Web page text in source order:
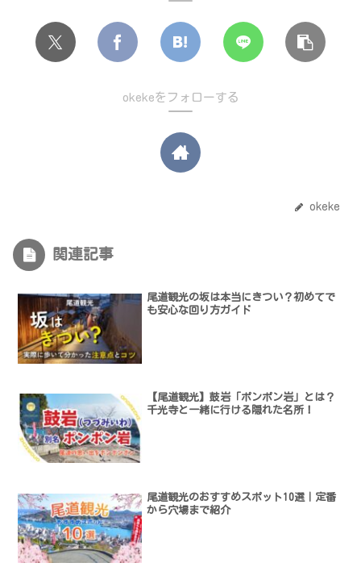
okekeをフォローする
okeke
関連記事
尾道観光の坂は本当にきつい？初めてで
も安心な回り方ガイド
【尾道観光】鼓岩「ポンポン岩」とは？
千光寺と一緒に行ける隠れた名所！
尾道観光のおすすめスポット10選｜定番
から穴場まで紹介